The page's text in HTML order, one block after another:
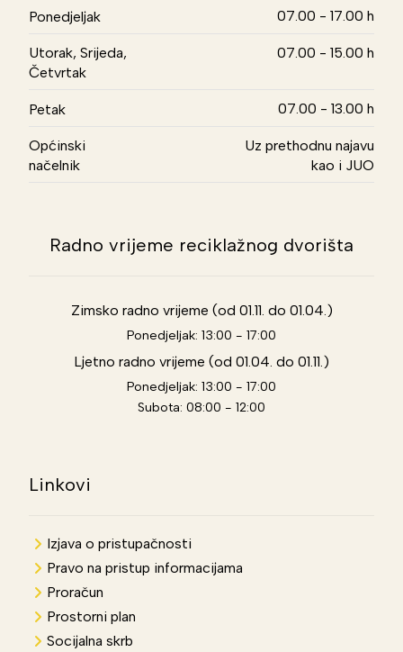
Ponedjeljak 07.00 - 17.00 h
Utorak, Srijeda,
Četvrtak
07.00 - 15.00 h
Petak 07.00 - 13.00 h
Općinski
načelnik
Uz prethodnu najavu
kao i JUO
Radno vrijeme reciklažnog dvorišta
Zimsko radno vrijeme (od 01.11. do 01.04.)
Ponedjeljak: 13:00 - 17:00
Ljetno radno vrijeme (od 01.04. do 01.11.)
Ponedjeljak: 13:00 - 17:00
Subota: 08:00 - 12:00
Linkovi
Izjava o pristupačnosti
Pravo na pristup informacijama
Proračun
Prostorni plan
Socijalna skrb